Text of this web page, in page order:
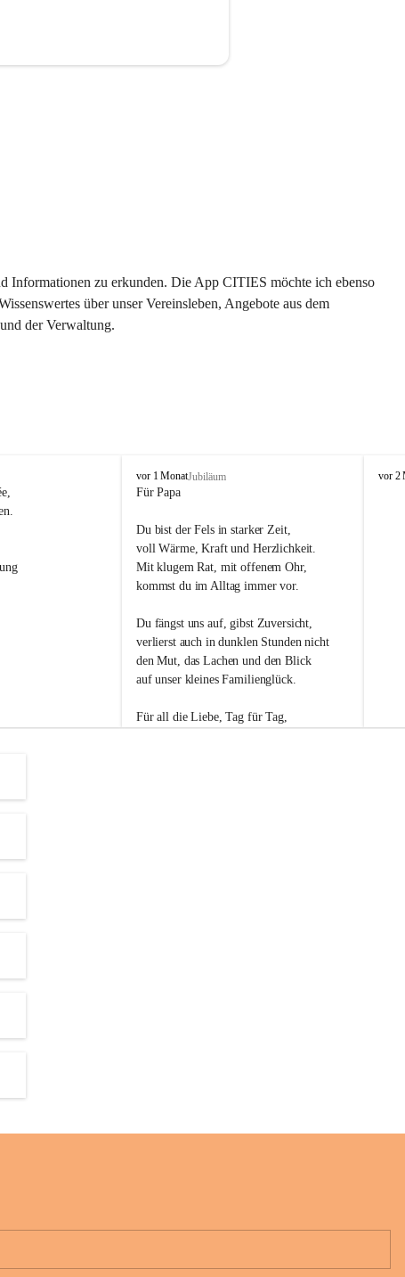
Informationen zu erkunden. Die App CITIES möchte ich ebenso
über unser Vereinsleben, Angebote aus dem
der Verwaltung.
O
s
i
vor 1 MonatJubiläum
Für Papa
Du bist der Fels in starker Zeit,
voll Wärme, Kraft und Herzlichkeit.
Mit klugem Rat, mit offenem Ohr,
kommst du im Alltag immer vor.
Du fängst uns auf, gibst Zuversicht,
verlierst auch in dunklen Stunden nicht
den Mut, das Lachen und den Blick
auf unser kleines Familienglück.
Für all die Liebe, Tag für Tag,
O
vor 2